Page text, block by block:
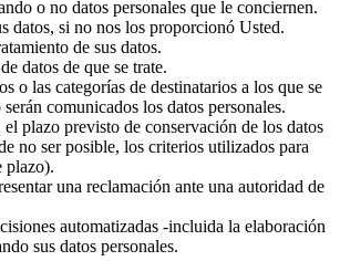
o no datos personales que le conciernen.
datos, si no nos los proporcionó Usted.
de sus datos.
datos de que se trate.
o las categorías de destinatarios a los que se
comunicados los datos personales.
plazo previsto de conservación de los datos
no ser posible, los criterios utilizados para
plazo).
una reclamación ante una autoridad de
automatizadas -incluida la elaboración
sus datos personales.